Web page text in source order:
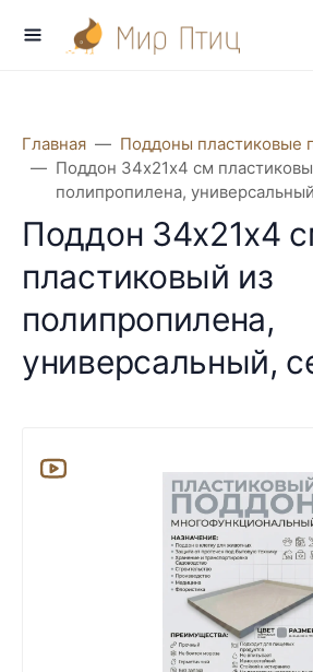
Главная
Поддоны пластиковые
Поддон 34х21х4 см
полипропилена,
Поддон 34х21х4
пластиковый из
полипропилена,
универсальный,